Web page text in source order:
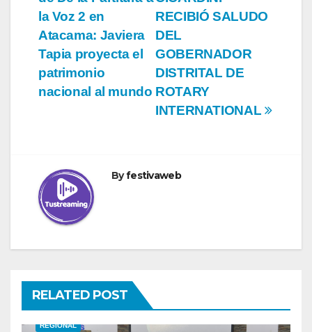
de
entradas
RECIBIÓ SALUDO
DEL
GOBERNADOR
DISTRITAL DE
ROTARY
INTERNATIONAL
la Voz 2 en
Atacama: Javiera
Tapia proyecta el
patrimonio
nacional al mundo
Byfestivaweb
RELATED POST
REGIONAL